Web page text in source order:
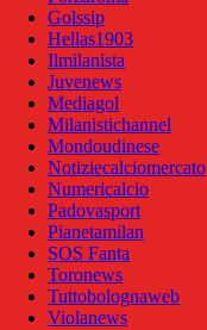
Golssip
Hellas1903
Ilmilanista
Juvenews
Mediagol
Milanistichannel
Mondoudinese
Notiziecalciomercato
Numericalcio
Padovasport
Pianetamilan
SOS Fanta
Toronews
Tuttobolognaweb
Violanews